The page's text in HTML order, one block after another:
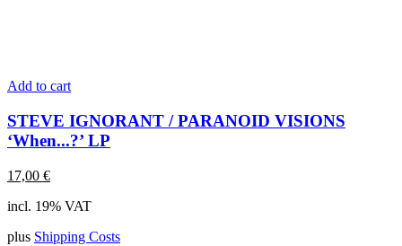
Add to cart
STEVE IGNORANT / PARANOID VISIONS
‘When...?’ LP
17,00 €
incl. 19% VAT
plus Shipping Costs